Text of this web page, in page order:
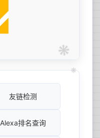
友链检测
Alexa排名查询